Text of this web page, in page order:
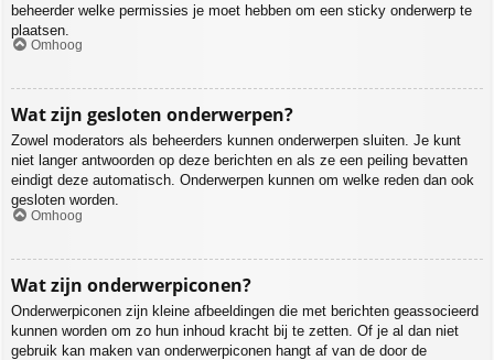
beheerder welke permissies je moet hebben om een sticky onderwerp te
plaatsen.
Omhoog
Wat zijn gesloten onderwerpen?
Zowel moderators als beheerders kunnen onderwerpen sluiten. Je kunt
niet langer antwoorden op deze berichten en als ze een peiling bevatten
eindigt deze automatisch. Onderwerpen kunnen om welke reden dan ook
gesloten worden.
Omhoog
Wat zijn onderwerpiconen?
Onderwerpiconen zijn kleine afbeeldingen die met berichten geassocieerd
kunnen worden om zo hun inhoud kracht bij te zetten. Of je al dan niet
gebruik kan maken van onderwerpiconen hangt af van de door de